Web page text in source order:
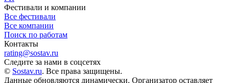
Фестивали и компании
Все фестивали
Все компании
Поиск по работам
Контакты
rating@sostav.ru
Следите за нами в соцсетях
© Sostav.ru. Все права защищены.
Данные обновляются динамически. Организатор оставляет